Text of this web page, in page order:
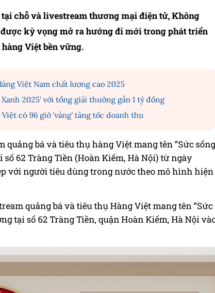
chỗ và livestream thương mại điện tử, Không
được kỳ vọng mở ra hướng đi mới trong phát triển
Việt bền vững.
Việt Nam chất lượng cao 2025
2025' với tổng giải thưởng gần 1 tỷ đồng
có 96 giờ 'vàng' tăng tốc doanh thu
bá và tiêu thụ hàng Việt mang tên “Sức sống
62 Tràng Tiền (Hoàn Kiếm, Hà Nội) từ ngày
với người tiêu dùng trong nước theo mô hình hiện
quảng bá và tiêu thụ Hàng Việt mang tên “Sức
tại số 62 Tràng Tiền, quận Hoàn Kiếm, Hà Nội